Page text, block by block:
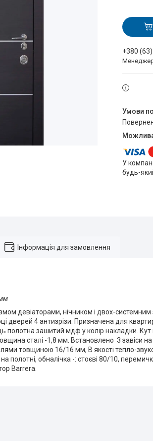
+380
У
будь-
Інформація для замовлення
девіаторами, нічником і двох-
дверей 4 антизрізи. Призначена для
полотна зашитий мдф у колір накладки.
сталі -1,8 мм. Встановлено 3 завіси
товщиною 16/16 мм, В якості тепло-
полотні, обналічка -: стоєві 80/10,
Barrera.